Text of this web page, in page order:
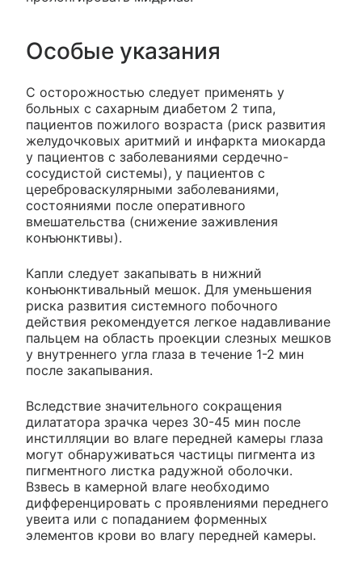
Особые указания
С осторожностью следует применять у
больных с сахарным диабетом 2 типа,
пациентов пожилого возраста (риск развития
желудочковых аритмий и инфаркта миокарда
у пациентов с заболеваниями сердечно-
сосудистой системы), у пациентов с
цереброваскулярными заболеваниями,
состояниями после оперативного
вмешательства (снижение заживления
конъюнктивы).
Капли следует закапывать в нижний
конъюнктивальный мешок. Для уменьшения
риска развития системного побочного
действия рекомендуется легкое надавливание
пальцем на область проекции слезных мешков
у внутреннего угла глаза в течение 1-2 мин
после закапывания.
Вследствие значительного сокращения
дилататора зрачка через 30-45 мин после
инстилляции во влаге передней камеры глаза
могут обнаруживаться частицы пигмента из
пигментного листка радужной оболочки.
Взвесь в камерной влаге необходимо
дифференцировать с проявлениями переднего
увеита или с попаданием форменных
элементов крови во влагу передней камеры.